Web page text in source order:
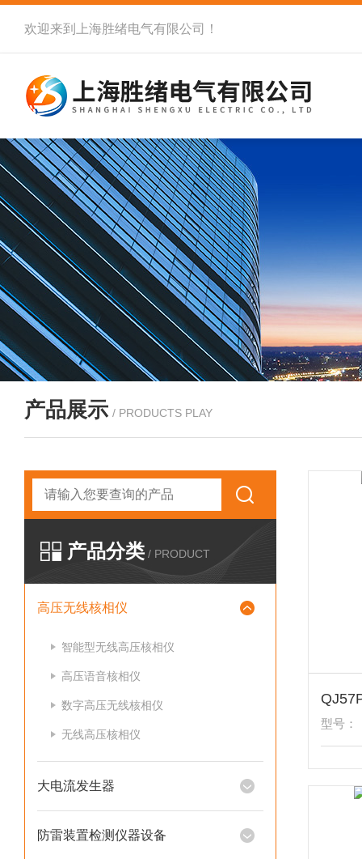
欢迎来到 上海胜绪电气有限公司 ！
产品展示 / PRODUCTS PLAY
产品分类 / PRODUCT
高压无线核相仪
智能型无线高压核相仪
高压语音核相仪
数字高压无线核相仪
无线高压核相仪
大电流发生器
防雷装置检测仪器设备
型号：